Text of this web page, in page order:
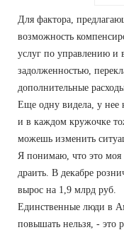
Для фактора,
возможность
услуг по управлению и
задолженностью,
дополнительные
Еще одну видела, у нее
и в каждом кружочке
можешь изменить
Я понимаю, что это моя
драить. В декабре
вырос на 1,9 млрд руб.
Единственные люди в
повышать нельзя, - это